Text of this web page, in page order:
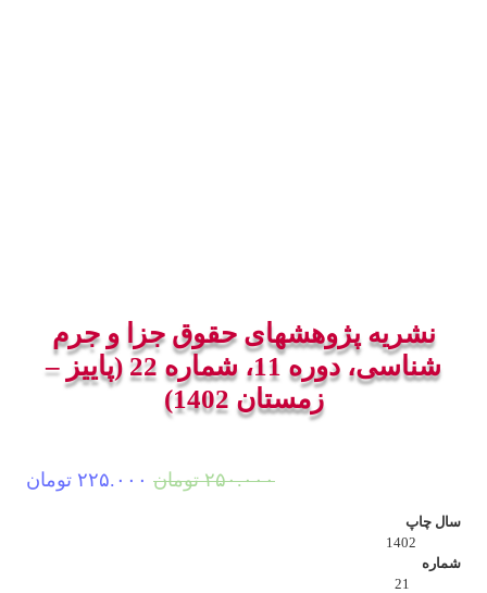
نشریه پژوهشهای حقوق جزا و جرم
شناسی، دوره 11، شماره 22 (پاییز –
زمستان 1402)
۲۵۰.۰۰۰ تومان قیمت
۲۲۵.۰۰۰ تومان
سال چاپ
1402
شماره
21